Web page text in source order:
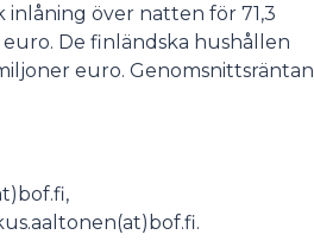
inlåning över natten för 71,3
De finländska hushållen
euro. Genomsnittsräntan